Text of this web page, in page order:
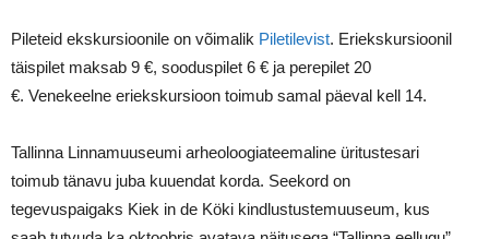
Pileteid ekskursioonile on võimalik Piletilevist. Eriekskursioonil
täispilet maksab 9 €, sooduspilet 6 € ja perepilet 20
€. Venekeelne eriekskursioon toimub samal päeval kell 14.
Tallinna Linnamuuseumi arheoloogiateemaline üritustesari
toimub tänavu juba kuuendat korda. Seekord on
tegevuspaigaks Kiek in de Köki kindlustustemuuseum, kus